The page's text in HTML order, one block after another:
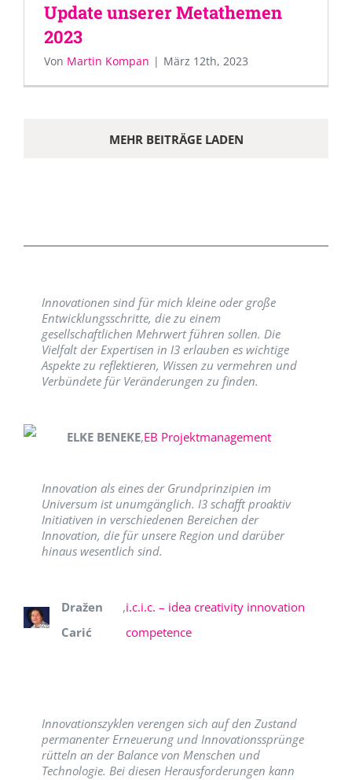
Update unserer Metathemen
2023
Von Martin Kompan | März 12th, 2023
MEHR BEITRÄGE LADEN
Innovationen sind für mich kleine oder große
Entwicklungsschritte, die zu einem
gesellschaftlichen Mehrwert führen sollen. Die
Vielfalt der Expertisen in I3 erlauben es wichtige
Aspekte zu reflektieren, Wissen zu vermehren und
Verbündete für Veränderungen zu finden.
ELKE BENEKE,EB Projektmanagement
Innovation als eines der Grundprinzipien im
Universum ist unumgänglich. I3 schafft proaktiv
Initiativen in verschiedenen Bereichen der
Innovation, die für unsere Region und darüber
hinaus wesentlich sind.
Dražen
Carić
,i.c.i.c. – idea creativity innovation
competence
Innovationszyklen verengen sich auf den Zustand
permanenter Erneuerung und Innovationssprünge
rütteln an der Balance von Menschen und
Technologie. Bei diesen Herausforderungen kann